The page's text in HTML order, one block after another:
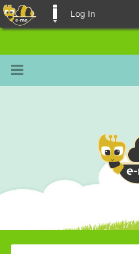
Log In